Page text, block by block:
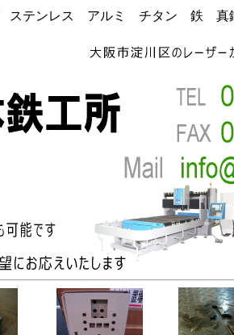
ステンレス アルミ チタン 鉄